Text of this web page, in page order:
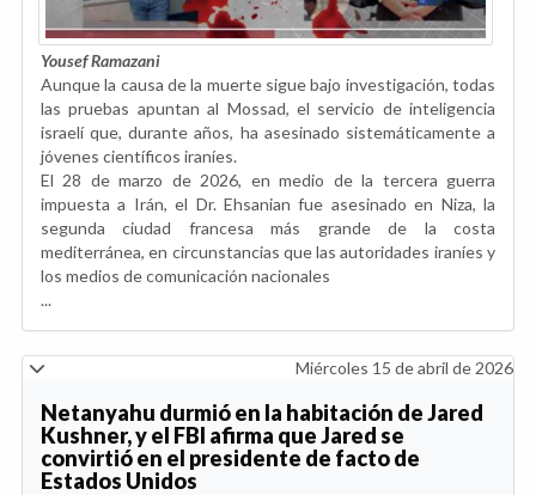
Yousef Ramazani
Aunque la causa de la muerte sigue bajo investigación, todas
las pruebas apuntan al Mossad, el servicio de inteligencia
israelí que, durante años, ha asesinado sistemáticamente a
jóvenes científicos iraníes.
El 28 de marzo de 2026, en medio de la tercera guerra
impuesta a Irán, el Dr. Ehsanian fue asesinado en Niza, la
segunda ciudad francesa más grande de la costa
mediterránea, en circunstancias que las autoridades iraníes y
los medios de comunicación nacionales
...
Miércoles 15 de abril de 2026
Netanyahu durmió en la habitación de Jared
Kushner, y el FBI afirma que Jared se
convirtió en el presidente de facto de
Estados Unidos